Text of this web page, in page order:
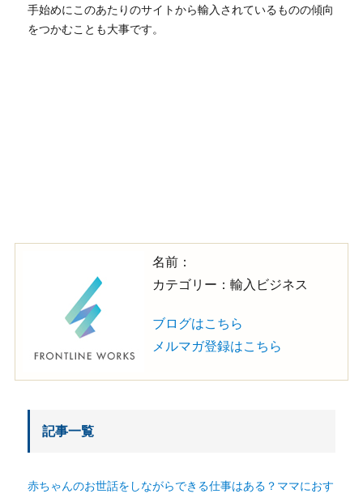
手始めにこのあたりのサイトから輸入されているものの傾向
をつかむことも大事です。
名前：
カテゴリー：輸入ビジネス
ブログはこちら
メルマガ登録はこちら
記事一覧
赤ちゃんのお世話をしながらできる仕事はある？ママにおす